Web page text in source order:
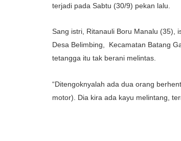
terjadi pada Sabtu (30/9) pekan lalu.
Sang istri, Ritanauli Boru Manalu (35),
Desa Belimbing, Kecamatan Batang
tetangga itu tak berani melintas.
“Ditengoknyalah ada dua orang
motor). Dia kira ada kayu melintang,